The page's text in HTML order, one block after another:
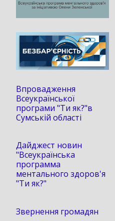
Впровадження
Всеукраїнської
програми "Ти як?"в
Сумській області
Дайджест новин
"Всеукраїнська
программа
ментального здоров'я
"Ти як?"
Звернення громадян